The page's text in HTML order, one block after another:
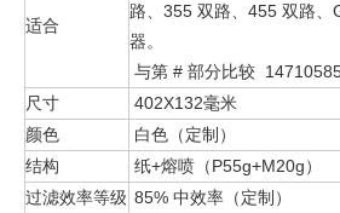
适合
路、355 双路、455 双路、
器。
与第 # 部分比较
尺寸
402X132毫米
颜色
白色（定制）
结构
纸+熔喷（P55g+M20g）
过滤效率等级 85% 中效率（定制）